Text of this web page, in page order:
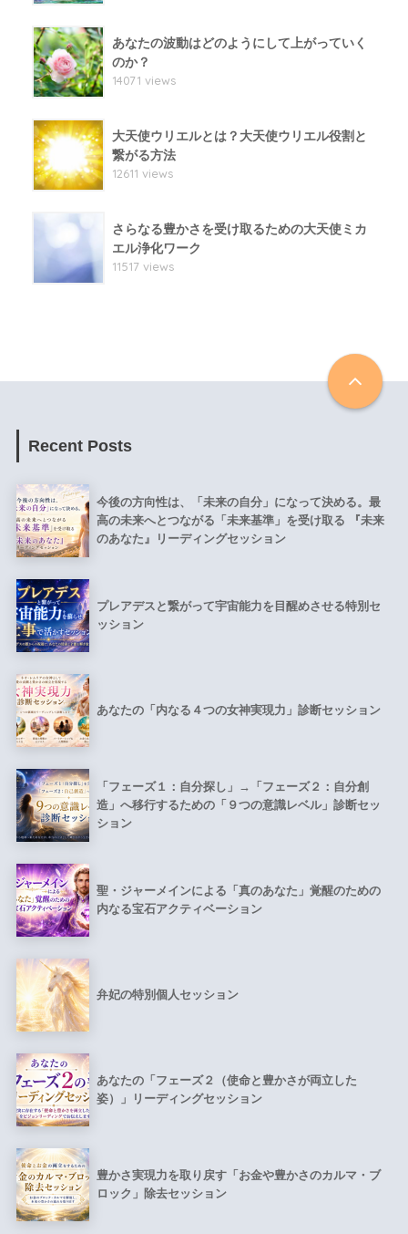
あなたの波動はどのようにして上がっていく
のか？
14071 views
大天使ウリエルとは？大天使ウリエル役割と
繋がる方法
12611 views
さらなる豊かさを受け取るための大天使ミカ
エル浄化ワーク
11517 views
Recent Posts
今後の方向性は、「未来の自分」になって決める。最
高の未来へとつながる「未来基準」を受け取る 『未来
のあなた』リーディングセッション
プレアデスと繋がって宇宙能力を目醒めさせる特別セ
ッション
あなたの「内なる４つの女神実現力」診断セッション
「フェーズ１：自分探し」→「フェーズ２：自分創
造」へ移行するための「９つの意識レベル」診断セッ
ション
聖・ジャーメインによる「真のあなた」覚醒のための
内なる宝石アクティベーション
弁妃の特別個人セッション
あなたの「フェーズ２（使命と豊かさが両立した
姿）」リーディングセッション
豊かさ実現力を取り戻す「お金や豊かさのカルマ・ブ
ロック」除去セッション